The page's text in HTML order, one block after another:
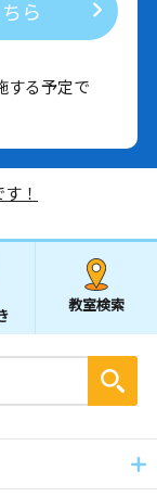
ら
する予定で
！
教室検索